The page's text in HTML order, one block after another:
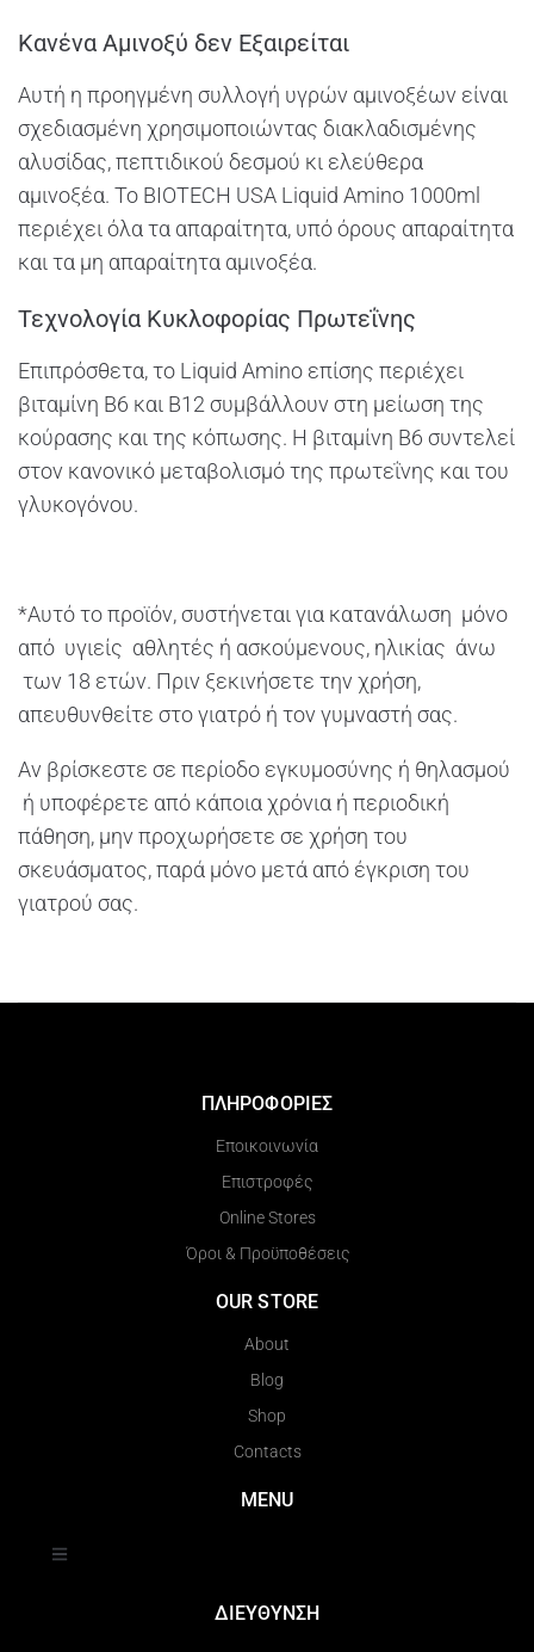
Κανένα Αμινοξύ δεν Εξαιρείται
Αυτή η προηγμένη συλλογή υγρών αμινοξέων είναι
σχεδιασμένη χρησιμοποιώντας διακλαδισμένης
αλυσίδας, πεπτιδικού δεσμού κι ελεύθερα
αμινοξέα. Το BIOTECH USA Liquid Amino 1000ml
περιέχει όλα τα απαραίτητα, υπό όρους απαραίτητα
και τα μη απαραίτητα αμινοξέα.
Τεχνολογία Κυκλοφορίας Πρωτεΐνης
Επιπρόσθετα, το Liquid Amino επίσης περιέχει
βιταμίνη B6 και B12 συμβάλλουν στη μείωση της
κούρασης και της κόπωσης. Η βιταμίνη B6 συντελεί
στον κανονικό μεταβολισμό της πρωτεΐνης και του
γλυκογόνου.
*Αυτό το προϊόν, συστήνεται για κατανάλωση μόνο
από υγιείς αθλητές ή ασκούμενους, ηλικίας άνω
των 18 ετών. Πριν ξεκινήσετε την χρήση,
απευθυνθείτε στο γιατρό ή τον γυμναστή σας.
Αν βρίσκεστε σε περίοδο εγκυμοσύνης ή θηλασμού
ή υποφέρετε από κάποια χρόνια ή περιοδική
πάθηση, μην προχωρήσετε σε χρήση του
σκευάσματος, παρά μόνο μετά από έγκριση του
γιατρού σας.
ΠΛΗΡΟΦΟΡΙΕΣ
Εποικοινωνία
Επιστροφές
Online Stores
Όροι & Προϋποθέσεις
OUR STORE
About
Blog
Shop
Contacts
MENU
ΔΙΕΥΘΥΝΣΗ